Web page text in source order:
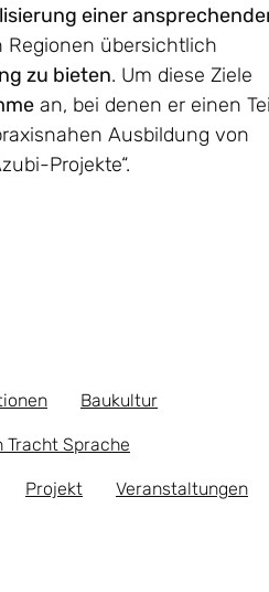
einer
übersichtlich
zu bieten. Um diese Ziele
an, bei denen er einen
Ausbildung von
Projekte“.
Baukultur
Tracht Sprache
Projekt Veranstaltungen